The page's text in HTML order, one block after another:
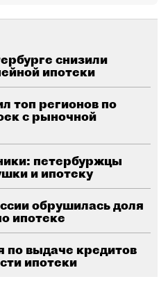
снизили
ипотеки
топ регионов по
с рыночной
петербуржцы
и ипотеку
обрушилась доля
ипотеке
по выдаче кредитов
ипотеки